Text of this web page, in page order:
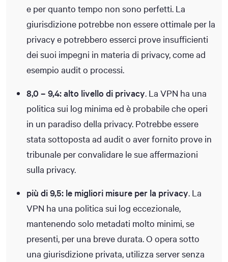
e per quanto tempo non sono perfetti. La
giurisdizione potrebbe non essere ottimale per la
privacy e potrebbero esserci prove insufficienti
dei suoi impegni in materia di privacy, come ad
esempio audit o processi.
8,0 – 9,4: alto livello di privacy. La VPN ha una
politica sui log minima ed è probabile che operi
in un paradiso della privacy. Potrebbe essere
stata sottoposta ad audit o aver fornito prove in
tribunale per convalidare le sue affermazioni
sulla privacy.
più di 9,5: le migliori misure per la privacy. La
VPN ha una politica sui log eccezionale,
mantenendo solo metadati molto minimi, se
presenti, per una breve durata. O opera sotto
una giurisdizione privata, utilizza server senza